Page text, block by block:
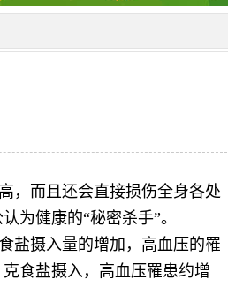
，而且还会直接损伤全身各处
为健康的“秘密杀手”。
盐摄入量的增加，高血压的罹
食盐摄入，高血压罹患约增